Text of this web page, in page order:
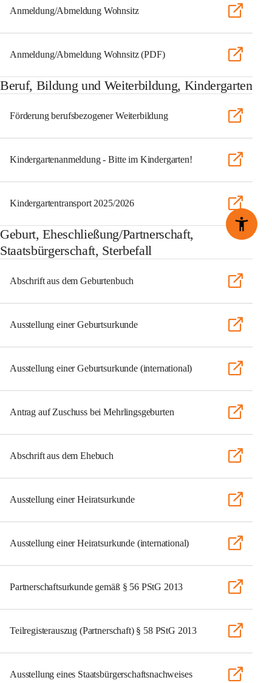
Anmeldung/Abmeldung Wohnsitz
Anmeldung/Abmeldung Wohnsitz (PDF)
Beruf, Bildung und Weiterbildung, Kindergarten
Förderung berufsbezogener Weiterbildung
Kindergartenanmeldung - Bitte im Kindergarten!
Kindergartentransport 2025/2026
Geburt, Eheschließung/Partnerschaft,
Staatsbürgerschaft, Sterbefall
Abschrift aus dem Geburtenbuch
Ausstellung einer Geburtsurkunde
Ausstellung einer Geburtsurkunde (international)
Antrag auf Zuschuss bei Mehrlingsgeburten
Abschrift aus dem Ehebuch
Ausstellung einer Heiratsurkunde
Ausstellung einer Heiratsurkunde (international)
Partnerschaftsurkunde gemäß § 56 PStG 2013
Teilregisterauszug (Partnerschaft) § 58 PStG 2013
Ausstellung eines Staatsbürgerschaftsnachweises